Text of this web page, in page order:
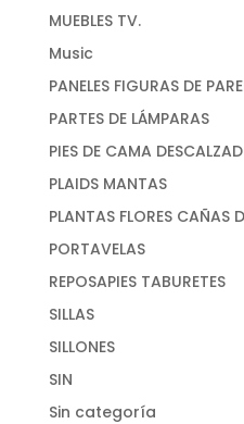
MUEBLES TV.
Music
PANELES FIGURAS DE
PARTES DE LÁMPARAS
PIES DE CAMA
PLAIDS MANTAS
PLANTAS FLORES CAÑAS
PORTAVELAS
REPOSAPIES TABURETES
SILLAS
SILLONES
SIN
Sin categoría